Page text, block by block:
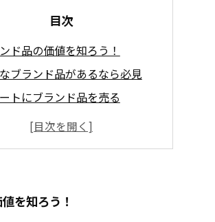
目次
ド品の価値を知ろう！
ブランド品があるなら必見
トにブランド品を売る
結果が気になる！
を知ろう！